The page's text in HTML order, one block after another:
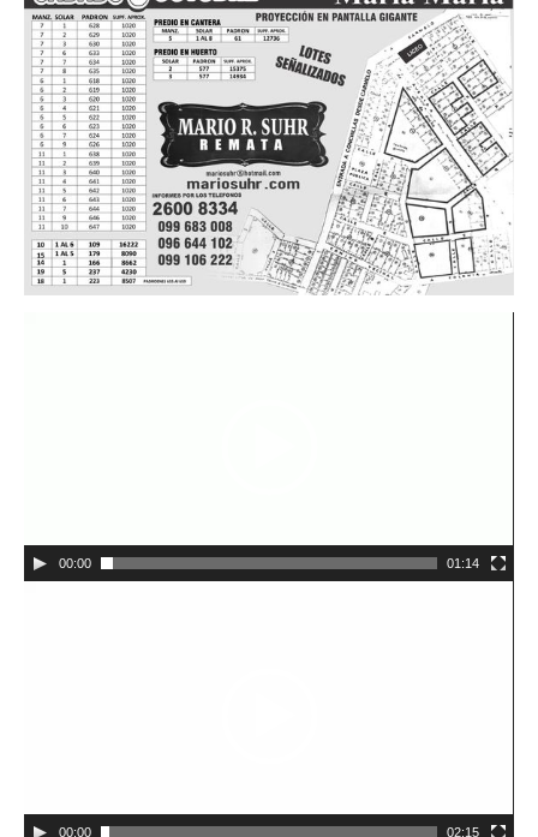
00:00 01:14
00:00 02:15